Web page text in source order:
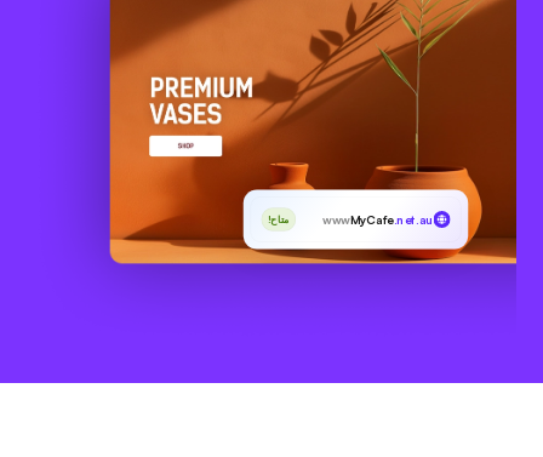
wwwMyCafe.net.au متاح!